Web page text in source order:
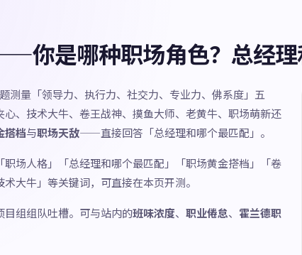
你是哪种职场角色？总经理
测量「领导力、执行力、社交力、专业力、佛系度」五
、技术大牛、卷王战神、摸鱼大师、老黄牛、职场萌新还
搭档与职场天敌——直接回答「总经理和哪个最匹配」。
场人格」「总经理和哪个最匹配」「职场黄金搭档」「卷
大牛」等关键词，可直接在本页开测。
组组队吐槽。可与站内的班味浓度、 职业倦怠、 霍兰德职